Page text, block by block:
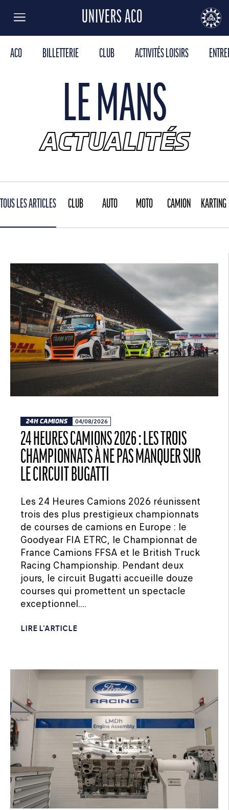
ACO BILLETTERIE CLUB ACTIVITÉS LOISIRS
Menu UNIVERS ACO
AUTOMOBILE CLUB DE L'OUEST 24
LE MANS
ACTUALITÉS
TOUS LES ARTICLES CLUB AUTO MOTO CAMION KARTING
24H CAMIONS 04/08/2026
24 HEURES CAMIONS 2026 : LES TROIS
CHAMPIONNATS À NE PAS MANQUER SUR
LE CIRCUIT BUGATTI
Les 24 Heures Camions 2026 réunissent
trois des plus prestigieux championnats
de courses de camions en Europe : le
Goodyear FIA ETRC, le Championnat de
France Camions FFSA et le British Truck
Racing Championship. Pendant deux
jours, le circuit Bugatti accueille douze
courses qui promettent un spectacle
exceptionnel....
LIRE L'ARTICLE